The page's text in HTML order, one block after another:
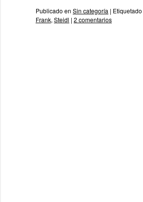
Publicado en Sin categoría | Etiquetado
Frank, Steidl | 2 comentarios